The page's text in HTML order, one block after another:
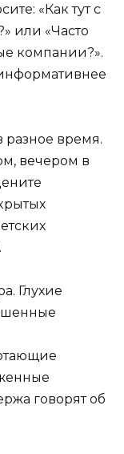
«Как тут с
или «Часто
компании?».
разное время.
вечером в
Глухие
говорят об